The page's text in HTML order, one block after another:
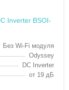
Inverter BSOI-
Без Wi-Fi модуля
Odyssey
DC Inverter
от 19 дБ